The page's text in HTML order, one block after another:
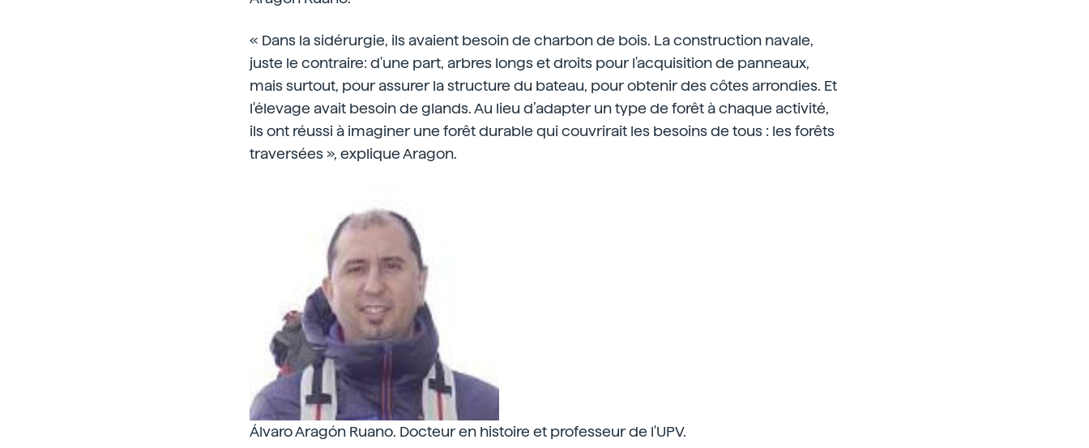
« Dans la sidérurgie, ils avaient besoin de charbon de bois. La construction navale,
juste le contraire: d'une part, arbres longs et droits pour l'acquisition de panneaux,
mais surtout, pour assurer la structure du bateau, pour obtenir des côtes arrondies. Et
l'élevage avait besoin de glands. Au lieu d’adapter un type de forêt à chaque activité,
ils ont réussi à imaginer une forêt durable qui couvrirait les besoins de tous : les forêts
traversées », explique Aragon.
Álvaro Aragón Ruano. Docteur en histoire et professeur de l'UPV.